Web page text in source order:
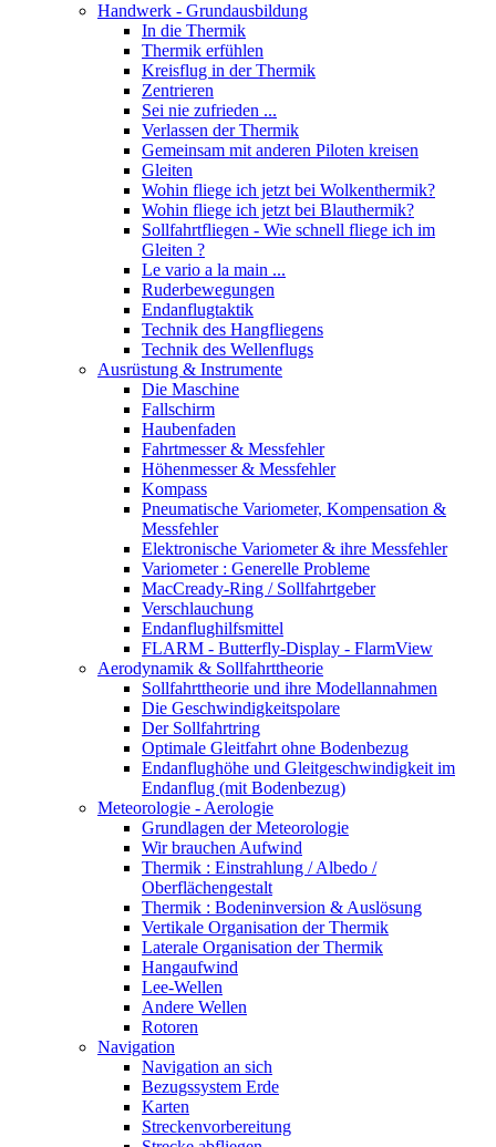
Handwerk - Grundausbildung
In die Thermik
Thermik erfühlen
Kreisflug in der Thermik
Zentrieren
Sei nie zufrieden ...
Verlassen der Thermik
Gemeinsam mit anderen Piloten kreisen
Gleiten
Wohin fliege ich jetzt bei Wolkenthermik?
Wohin fliege ich jetzt bei Blauthermik?
Sollfahrtfliegen - Wie schnell fliege ich im
Gleiten ?
Le vario a la main ...
Ruderbewegungen
Endanflugtaktik
Technik des Hangfliegens
Technik des Wellenflugs
Ausrüstung & Instrumente
Die Maschine
Fallschirm
Haubenfaden
Fahrtmesser & Messfehler
Höhenmesser & Messfehler
Kompass
Pneumatische Variometer, Kompensation &
Messfehler
Elektronische Variometer & ihre Messfehler
Variometer : Generelle Probleme
MacCready-Ring / Sollfahrtgeber
Verschlauchung
Endanflughilfsmittel
FLARM - Butterfly-Display - FlarmView
Aerodynamik & Sollfahrttheorie
Sollfahrttheorie und ihre Modellannahmen
Die Geschwindigkeitspolare
Der Sollfahrtring
Optimale Gleitfahrt ohne Bodenbezug
Endanflughöhe und Gleitgeschwindigkeit im
Endanflug (mit Bodenbezug)
Meteorologie - Aerologie
Grundlagen der Meteorologie
Wir brauchen Aufwind
Thermik : Einstrahlung / Albedo /
Oberflächengestalt
Thermik : Bodeninversion & Auslösung
Vertikale Organisation der Thermik
Laterale Organisation der Thermik
Hangaufwind
Lee-Wellen
Andere Wellen
Rotoren
Navigation
Navigation an sich
Bezugssystem Erde
Karten
Streckenvorbereitung